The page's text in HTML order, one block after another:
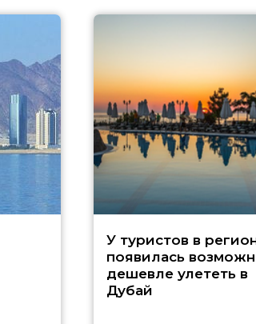
У туристов в
появилась
дешевле улететь в
Дубай